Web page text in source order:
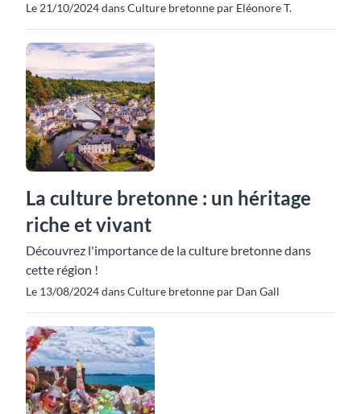
Le 21/10/2024 dans Culture bretonne par Eléonore T.
La culture bretonne : un héritage
riche et vivant
Découvrez l'importance de la culture bretonne dans
cette région !
Le 13/08/2024 dans Culture bretonne par Dan Gall